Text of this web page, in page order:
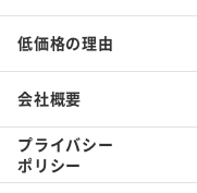
低価格の理由
会社概要
プライバシー
ポリシー